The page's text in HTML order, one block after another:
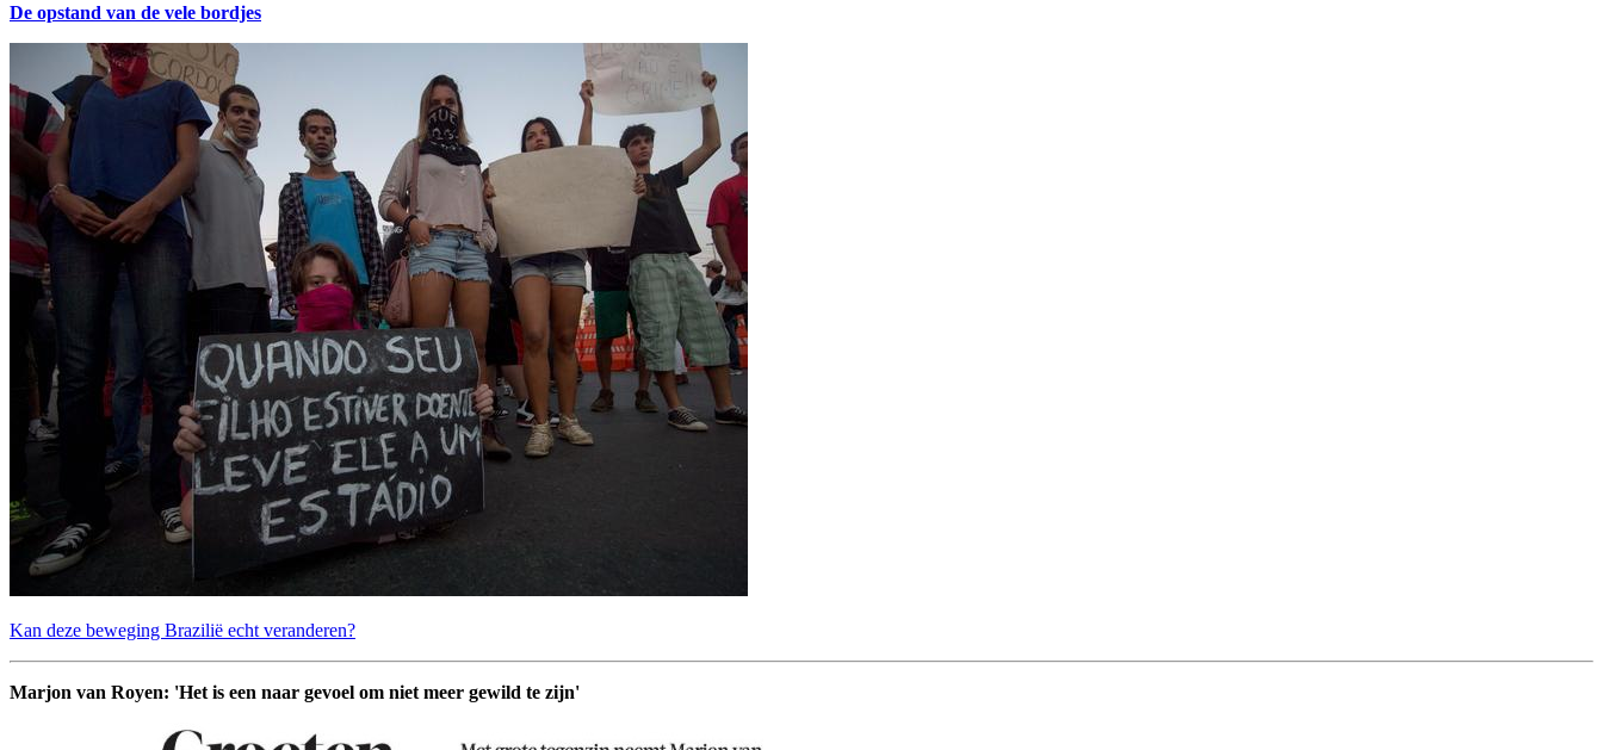
De opstand van de vele bordjes
Kan deze beweging Brazilië echt veranderen?
Marjon van Royen: 'Het is een naar gevoel om niet meer gewild te zijn'